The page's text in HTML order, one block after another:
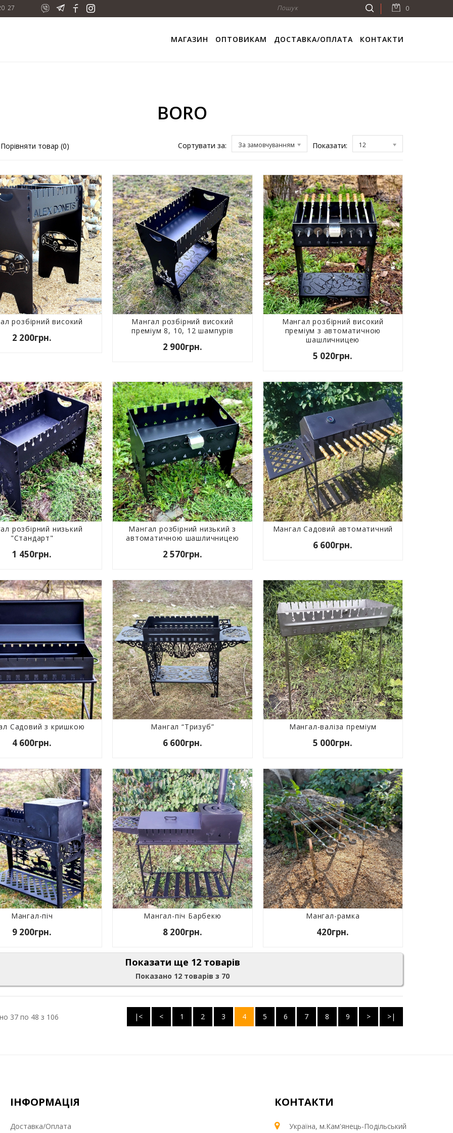
27 0
МАГАЗИН ОПТОВИКАМ ДОСТАВКА/ОПЛАТА КОНТАКТИ
BORO
Порівняти товар (0) Сортувати за: За замовчуванням Показати: 12
розбірний високий
2 200грн.
Мангал розбірний високий
преміум 8, 10, 12 шампурів
2 900грн.
Мангал розбірний високий
преміум з автоматичною
шашличницею
5 020грн.
розбірний низький
"Стандарт"
1 450грн.
Мангал розбірний низький з
автоматичною шашличницею
2 570грн.
Мангал Садовий автоматичний
6 600грн.
Садовий з кришкою
4 600грн.
Мангал “Тризуб”
6 600грн.
Мангал-валіза преміум
5 000грн.
Мангал-піч
9 200грн.
Мангал-піч Барбекю
8 200грн.
Мангал-рамка
420грн.
Показати ще 12 товарів
Показано 12 товарів з 70
|< < 1 2 3 4 5 6 7 8 9 > >|
37 по 48 з 106
ІНФОРМАЦІЯ
Доставка/Оплата
КОНТАКТИ
Україна, м.Кам'янець-Подільський